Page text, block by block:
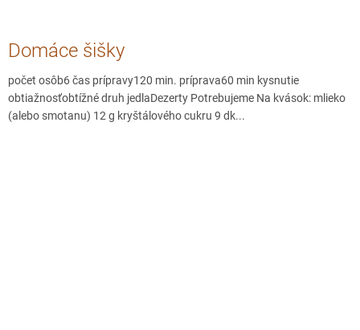
Domáce šišky
počet osôb6 čas prípravy120 min. príprava60 min kysnutie
obtiažnosťobtížné druh jedlaDezerty Potrebujeme Na kvások: mlieko
(alebo smotanu) 12 g kryštálového cukru 9 dk...